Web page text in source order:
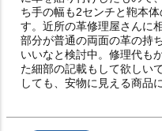
ち手の幅も2センチと鞄本
す。近所の革修理屋さんに
部分が普通の両面の革の持
いいなと検討中。修理代も
た細部の記載もして欲しい
しても、安物に見える商品